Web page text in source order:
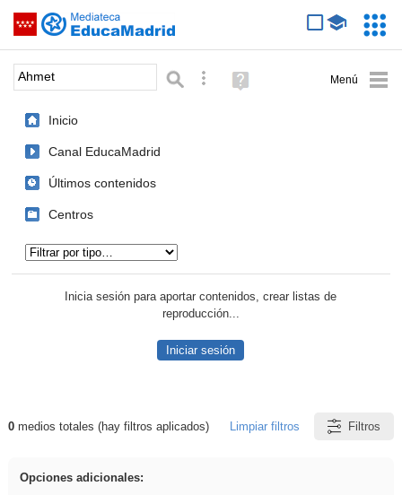
Saltar navegación
Palabra o frase: Búsqueda avanzada
Ayuda
(en
Inicio
Canal EducaMadrid
Últimos contenidos
Centros
Inicia sesión para aportar contenidos, crear listas de
reproducción...
Iniciar sesión
Resultados de: Ahmet
0medios totales (hay filtros aplicados) Limpiar filtros Filtros
Opciones adicionales: